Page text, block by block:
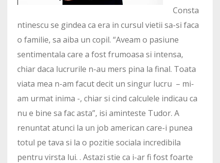
Consta
ntinescu se gindea ca era in cursul vietii sa-si faca
o familie, sa aiba un copil. “Aveam o pasiune
sentimentala care a fost frumoasa si intensa,
chiar daca lucrurile n-au mers pina la final. Toata
viata mea n-am facut decit un singur lucru – mi-
am urmat inima -, chiar si cind calculele indicau ca
nu e bine sa fac asta”, isi aminteste Tudor. A
renuntat atunci la un job american care-i punea
totul pe tava si la o pozitie sociala incredibila
pentru virsta lui. . Astazi stie ca i-ar fi fost foarte